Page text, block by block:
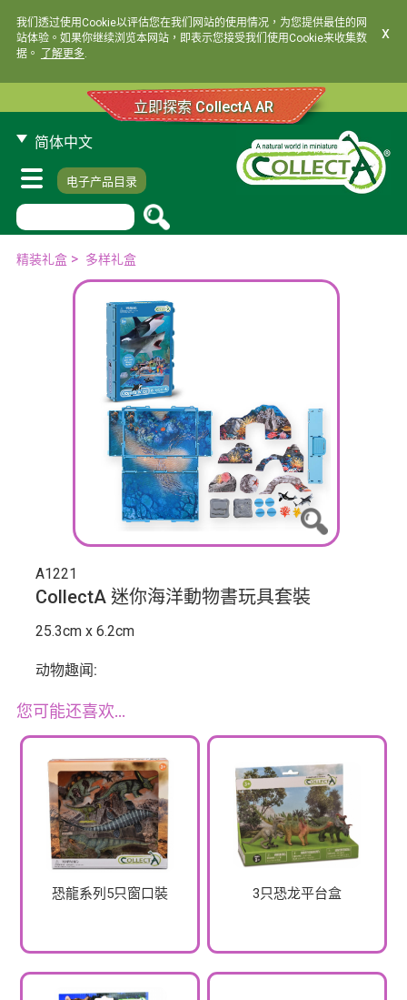
我们透过使用Cookie以评估您在我们网站的使用情况，为您提供最佳的网
站体验。如果你继续浏览本网站，即表示您接受我们使用Cookie来收集数
据。
了解更多.
x
立即探索 CollectA AR
简体中文
电子产品目录
精装礼盒> 多样礼盒
A1221
CollectA 迷你海洋動物書玩具套裝
25.3cm x 6.2cm
动物趣闻:
您可能还喜欢…
恐龍系列5只窗口裝 3只恐龙平台盒